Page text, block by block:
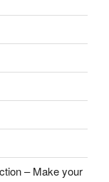
– Make your